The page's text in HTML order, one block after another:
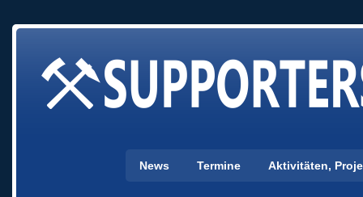
News Termine Aktivitäten,